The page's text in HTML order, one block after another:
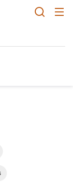
par email